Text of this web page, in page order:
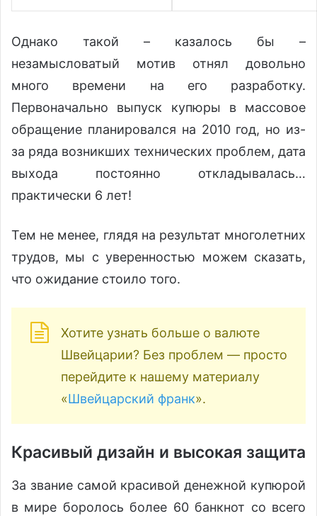
Однако такой – казалось бы –
незамысловатый мотив отнял довольно
много времени на его разработку.
Первоначально выпуск купюры в массовое
обращение планировался на 2010 год, но из-
за ряда возникших технических проблем, дата
выхода постоянно откладывалась…
практически 6 лет!
Тем не менее, глядя на результат многолетних
трудов, мы с уверенностью можем сказать,
что ожидание стоило того.
Хотите узнать больше о валюте
Швейцарии? Без проблем — просто
перейдите к нашему материалу
«Швейцарский франк».
Красивый дизайн и высокая защита
За звание самой красивой денежной купюрой
в мире боролось более 60 банкнот со всего